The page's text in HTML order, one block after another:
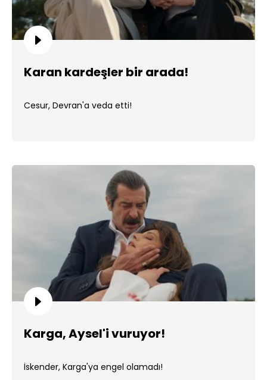
Karan kardeşler bir arada!
Cesur, Devran'a veda etti!
Karga, Aysel'i vuruyor!
İskender, Karga'ya engel olamadı!